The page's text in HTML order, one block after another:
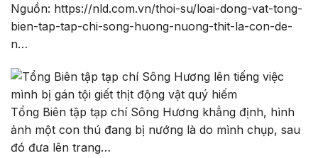
Nguồn: https://nld.com.vn/thoi-su/loai-dong-vat-tong-
bien-tap-tap-chi-song-huong-nuong-thit-la-con-de-
n…
Tổng Biên tập tạp chí Sông Hương khẳng định, hình
ảnh một con thú đang bị nướng là do mình chụp, sau
đó đưa lên trang…